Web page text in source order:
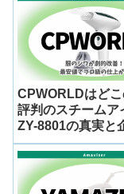
CPWORLDはどこ
評判のスチームア
ZY-8801の真実と